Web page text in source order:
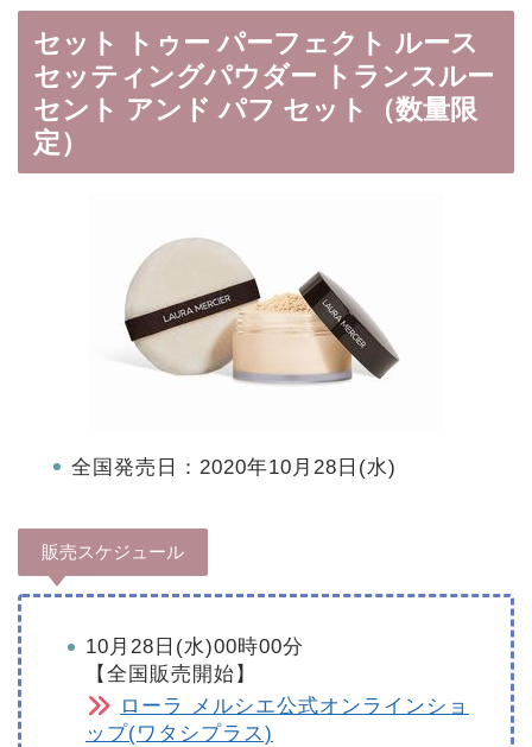
セット トゥー パーフェクト ルース
セッティングパウダー トランスルー
セント アンド パフ セット（数量限
定）
全国発売日：2020年10月28日(水)
販売スケジュール
10月28日(水)00時00分
【全国販売開始】
ローラ メルシエ公式オンラインショ
ップ(ワタシプラス)